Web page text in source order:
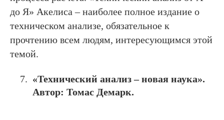
до Я» Акелиса – наиболее полное издание о
техническом анализе, обязательное к
прочтению всем людям, интересующимся этой
темой.
«Технический анализ – новая наука».
Автор: Томас Демарк.